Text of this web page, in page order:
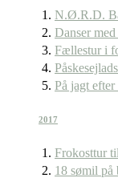
N.Ø.R.D.
Danser
Fællestur i
På jagt
2017
Frokosttur
18 sømil på